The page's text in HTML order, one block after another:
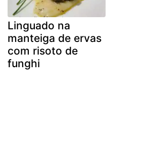
Linguado na
manteiga de ervas
com risoto de
funghi